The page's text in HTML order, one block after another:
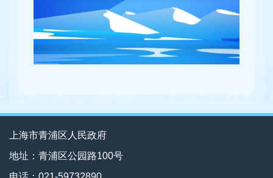
上海市青浦区人民政府
地址：青浦区公园路100号